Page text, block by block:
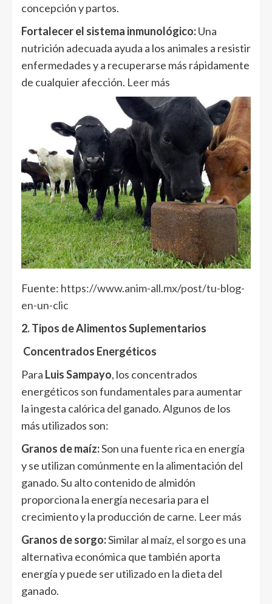
concepción y partos.
Fortalecer el sistema inmunológico:Una
nutrición adecuada ayuda a los animales a resistir
enfermedades y a recuperarse más rápidamente
de cualquier afección. Leer más
Fuente: https://www.anim-all.mx/post/tu-blog-
en-un-clic
2. Tipos de Alimentos Suplementarios
Concentrados Energéticos
Para Luis Sampayo, los concentrados
energéticos son fundamentales para aumentar
la ingesta calórica del ganado. Algunos de los
más utilizados son:
Granos de maíz:Son una fuente rica en energía
y se utilizan comúnmente en la alimentación del
ganado. Su alto contenido de almidón
proporciona la energía necesaria para el
crecimiento y la producción de carne. Leer más
Granos de sorgo:Similar al maíz, el sorgo es una
alternativa económica que también aporta
energía y puede ser utilizado en la dieta del
ganado.